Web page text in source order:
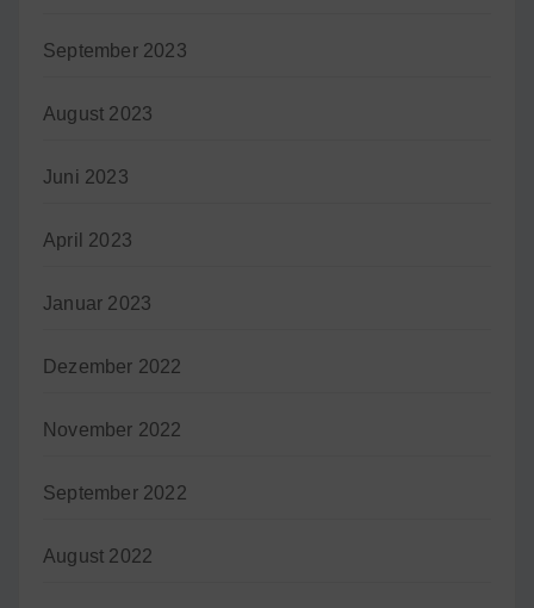
September 2023
August 2023
Juni 2023
April 2023
Januar 2023
Dezember 2022
November 2022
September 2022
August 2022